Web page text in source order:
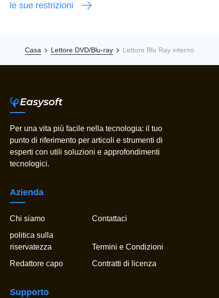
le sue restrizioni
Casa Lettore DVD/Blu-ray Lettore Blu Ray interno
Per una vita più facile nella tecnologia: il tuo
punto di riferimento per articoli e strumenti di
esperti con utili soluzioni e approfondimenti
tecnologici.
Azienda
Chi siamo
Contattaci
politica sulla
riservatezza
Termini e Condizioni
Redattore capo
Contratti di licenza
Supporto